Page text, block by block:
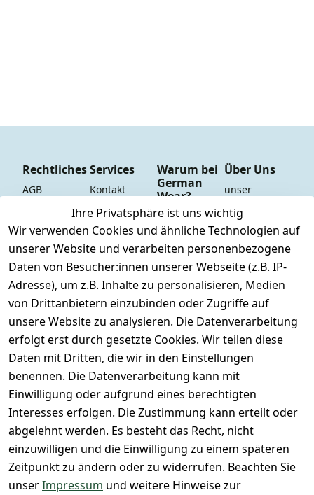
Ihre Privatsphäre ist uns wichtig
Wir verwenden Cookies und ähnliche Technologien auf
unserer Website und verarbeiten personenbezogene
Daten von Besucher:innen unserer Webseite (z.B. IP-
Adresse), um z.B. Inhalte zu personalisieren, Medien
von Drittanbietern einzubinden oder Zugriffe auf
unsere Website zu analysieren. Die Datenverarbeitung
erfolgt erst durch gesetzte Cookies. Wir teilen diese
Daten mit Dritten, die wir in den Einstellungen
benennen. Die Datenverarbeitung kann mit
Einwilligung oder aufgrund eines berechtigten
Interesses erfolgen. Die Zustimmung kann erteilt oder
abgelehnt werden. Es besteht das Recht, nicht
einzuwilligen und die Einwilligung zu einem späteren
Zeitpunkt zu ändern oder zu widerrufen. Beachten Sie
unserImpressum und weitere Hinweise zur
Rechtliches
AGB
Impressum
Datenschutze
rklärung
Barrierefreihe
itserklärung
Widerrufsrec
ht
Vertrag
widerrufen
Services
Kontakt
Registrieren
Versand &
Versandkoste
n
Retoure &
Rücksendung
Rücksendeeti
kett drucken
(Inland)
FAQs - Häufig
gestellte
Fragen
Konfektionsgr
ößen
Lagerverkauf
- unser Laden
Warum bei
German
Wear?
Dauer
Tiefpreisgara
ntie*
Express-24h-
Versand
24/7 aktueller
Warenbestan
d
+ 95% aus
eigener
Herstellung
+ 60 Jahre
Geschäftserfa
hrung
Über Uns
unser
YouTube-
Kanal
unsere
Facebook-
Seite
unsere
Damen &
Herren
unsere
Gutscheine &
SALE
Whatsapp Nr.:
+49511676950
14
Lagerverkauf: